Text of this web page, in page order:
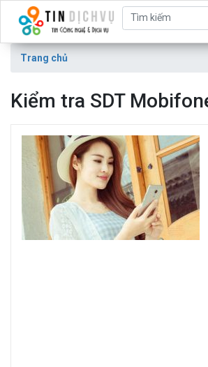
Trang chủ
Kiểm tra SDT